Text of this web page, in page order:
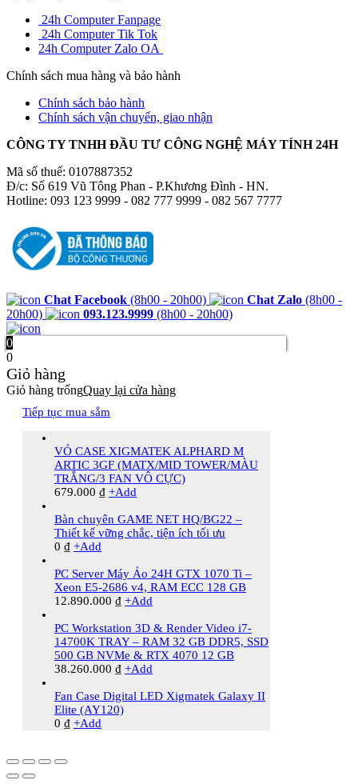
24h Computer Fanpage
24h Computer Tik Tok
24h Computer Zalo OA
Chính sách mua hàng và bảo hành
Chính sách bảo hành
Chính sách vận chuyển, giao nhận
CÔNG TY TNHH ĐẦU TƯ CÔNG NGHỆ MÁY TÍNH 24H
Mã số thuế: 0107887352
Đ/c: Số 619 Vũ Tông Phan - P.Khương Đình - HN.
Hotline: 093 123 9999 - 082 777 9999 - 082 567 7777
Chat Facebook (8h00 - 20h00) Chat Zalo (8h00 -
20h00)
093.123.9999 (8h00 - 20h00)
0
0
Giỏ hàng
Giỏ hàng trốngQuay lại cửa hàng
Tiếp tục mua sắm
VỎ CASE XIGMATEK ALPHARD M
ARTIC 3GF (MATX/MID TOWER/MÀU
TRẮNG/3 FAN VÔ CỰC)
679.000 ₫ +Add
Bàn chuyên GAME NET HQ/BG22 –
Thiết kế vững chắc, tiện ích tối ưu
0 ₫ +Add
PC Server Máy Ảo 24H GTX 1070 Ti –
Xeon E5-2686 v4, RAM ECC 128 GB
12.890.000 ₫ +Add
PC Workstation 3D & Render Video i7-
14700K TRAY – RAM 32 GB DDR5, SSD
500 GB NVMe & RTX 4070 12 GB
38.260.000 ₫ +Add
Fan Case Digital LED Xigmatek Galaxy II
Elite (AY120)
0 ₫ +Add